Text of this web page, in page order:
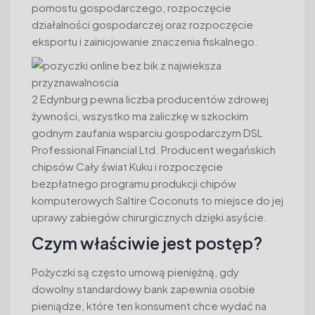
pomostu gospodarczego, rozpoczęcie
działalności gospodarczej oraz rozpoczęcie
eksportu i zainicjowanie znaczenia fiskalnego.
2 Edynburg pewna liczba producentów zdrowej
żywności, wszystko ma zaliczkę w szkockim
godnym zaufania wsparciu gospodarczym DSL
Professional Financial Ltd. Producent wegańskich
chipsów Cały świat Kuku i rozpoczęcie
bezpłatnego programu produkcji chipów
komputerowych Saltire Coconuts to miejsce do jej
uprawy zabiegów chirurgicznych dzięki asyście.
Czym właściwie jest postęp?
Pożyczki są często umową pieniężną, gdy
dowolny standardowy bank zapewnia osobie
pieniądze, które ten konsument chce wydać na